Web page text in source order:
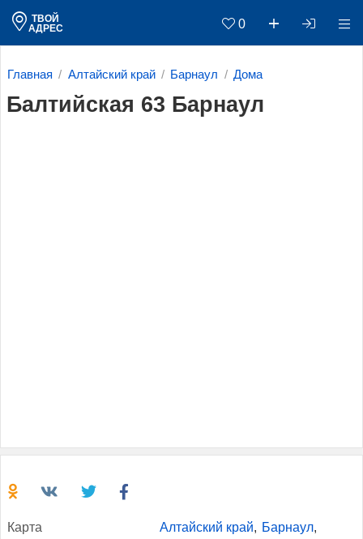
ТВОЙ
АДРЕС
0
Главная Алтайский край Барнаул Дома
Балтийская 63 Барнаул
Кар­та Алтайский край, Барнаул,